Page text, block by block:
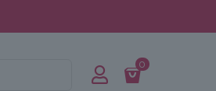
0